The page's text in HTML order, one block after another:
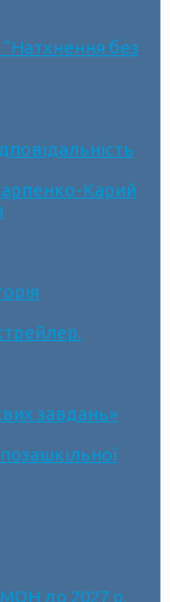
без
Карий
завдань»
МОН до 2027 р.